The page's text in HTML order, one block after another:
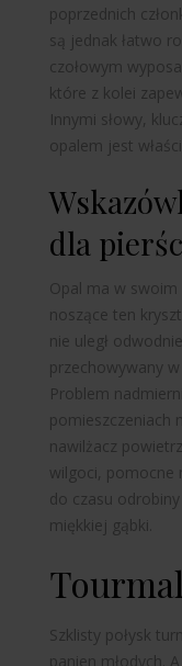
poprzednich
są jednak łatwo
czołowym
które z kolei
Innymi słowy,
opalem jest
dla
Opal ma w swoim
noszące ten
nie uległ
przechowywany
Problem
pomieszczeniach
nawilżacz
wilgoci, pomocne
do czasu
miękkiej gąbki.
Szklisty połysk
panien młodych.